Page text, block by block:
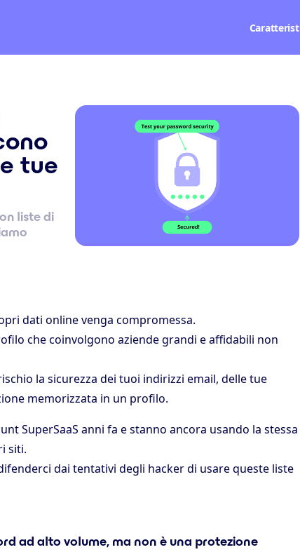
tue
liste di
dati online venga compromessa.
che coinvolgono aziende grandi e affidabili non
la sicurezza dei tuoi indirizzi email, delle tue
memorizzata in un profilo.
SuperSaaS anni fa e stanno ancora usando la stessa
siti.
dai tentativi degli hacker di usare queste liste
ad alto volume, ma non è una protezione